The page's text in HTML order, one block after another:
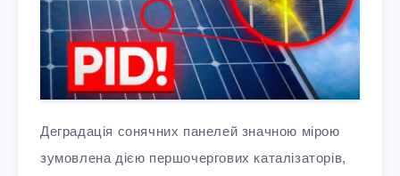
Деградація сонячних панелей значною мірою
зумовлена дією першочергових каталізаторів,